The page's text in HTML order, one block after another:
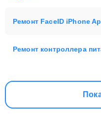
Ремонт FaceID iPhone
Ремонт контроллера